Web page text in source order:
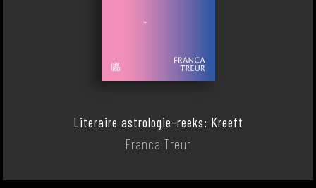
Literaire astrologie-reeks: Kreeft
Franca Treur